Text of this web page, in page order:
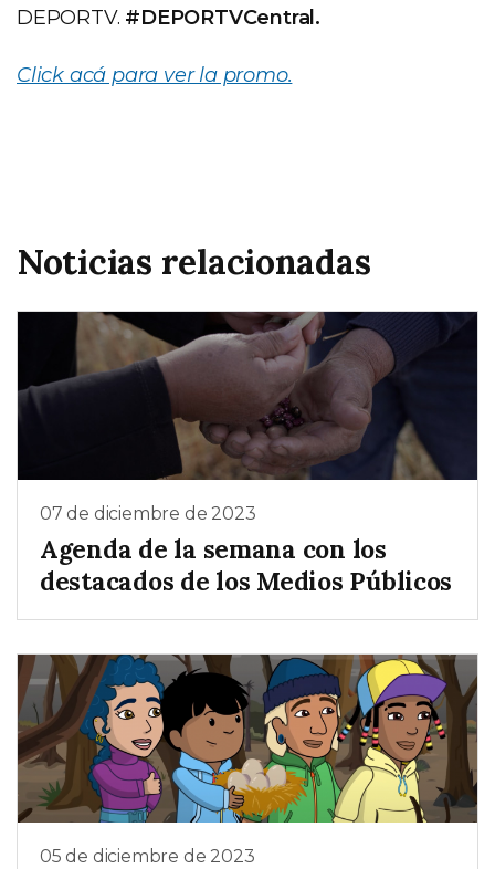
DEPORTV. #DEPORTVCentral.
Click acá para ver la promo.
Noticias relacionadas
07 de diciembre de 2023
Agenda de la semana con los
destacados de los Medios Públicos
05 de diciembre de 2023